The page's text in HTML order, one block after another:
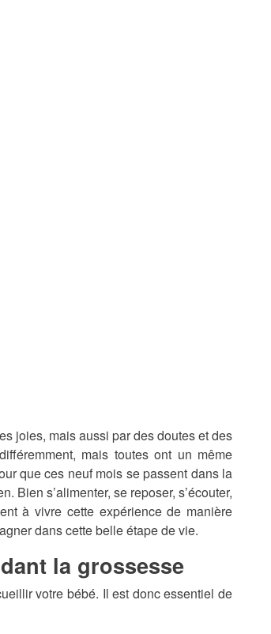
joies, mais aussi par des doutes et des
mais toutes ont un même
que ces neuf mois se passent dans la
Bien s’alimenter, se reposer, s’écouter,
à vivre cette expérience de manière
dans cette belle étape de vie.
la grossesse
votre bébé. Il est donc essentiel de